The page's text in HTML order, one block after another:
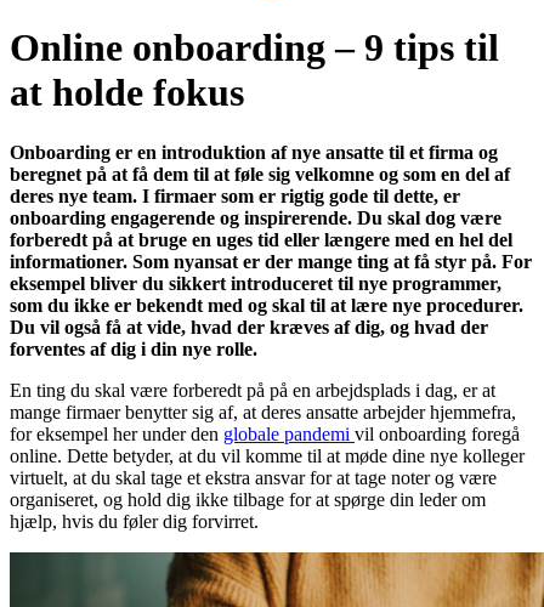
of
Online onboarding – 9 tips til
at holde fokus
Onboarding er en introduktion af nye ansatte til et firma og
beregnet på at få dem til at føle sig velkomne og som en del af
deres nye team. I firmaer som er rigtig gode til dette, er
onboarding engagerende og inspirerende. Du skal dog være
forberedt på at bruge en uges tid eller længere med en hel del
informationer. Som nyansat er der mange ting at få styr på. For
eksempel bliver du sikkert introduceret til nye programmer,
som du ikke er bekendt med og skal til at lære nye procedurer.
Du vil også få at vide, hvad der kræves af dig, og hvad der
forventes af dig i din nye rolle.
En ting du skal være forberedt på på en arbejdsplads i dag, er at
mange firmaer benytter sig af, at deres ansatte arbejder hjemmefra,
for eksempel her under den globale pandemi vil onboarding foregå
online. Dette betyder, at du vil komme til at møde dine nye kolleger
virtuelt, at du skal tage et ekstra ansvar for at tage noter og være
organiseret, og hold dig ikke tilbage for at spørge din leder om
hjælp, hvis du føler dig forvirret.